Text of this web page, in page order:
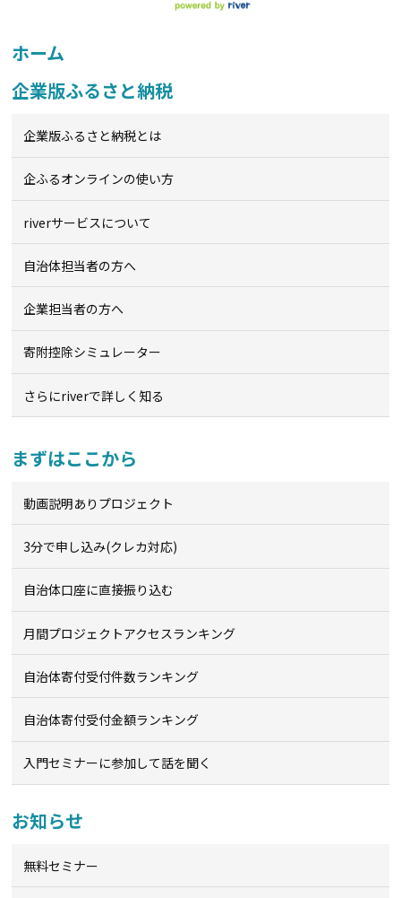
ホーム
企業版ふるさと納税
企業版ふるさと納税とは
企ふるオンラインの使い方
riverサービスについて
自治体担当者の方へ
企業担当者の方へ
寄附控除シミュレーター
さらにriverで詳しく知る
まずはここから
動画説明ありプロジェクト
3分で申し込み(クレカ対応)
自治体口座に直接振り込む
月間プロジェクトアクセスランキング
自治体寄付受付件数ランキング
自治体寄付受付金額ランキング
入門セミナーに参加して話を聞く
お知らせ
無料セミナー